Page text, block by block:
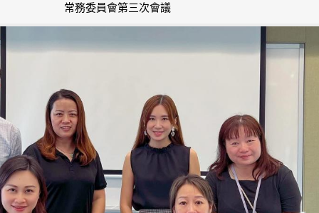
常務委員會第三次會議